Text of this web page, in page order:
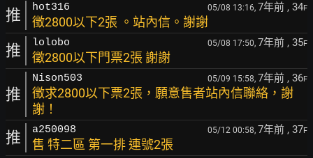
推 hot316 05/08 13:16, 7年前 , 34F
徵2800以下2張 。站內信。謝謝
推 lolobo 05/08 17:50, 7年前 , 35F
徵2800以下門票2張 謝謝
推
Nison503 05/09 15:58, 7年前 , 36F
徵求2800以下票2張，願意售者站內信聯絡，謝
謝！
推 a250098 05/12 00:58, 7年前 , 37F
售 特二區 第一排 連號2張